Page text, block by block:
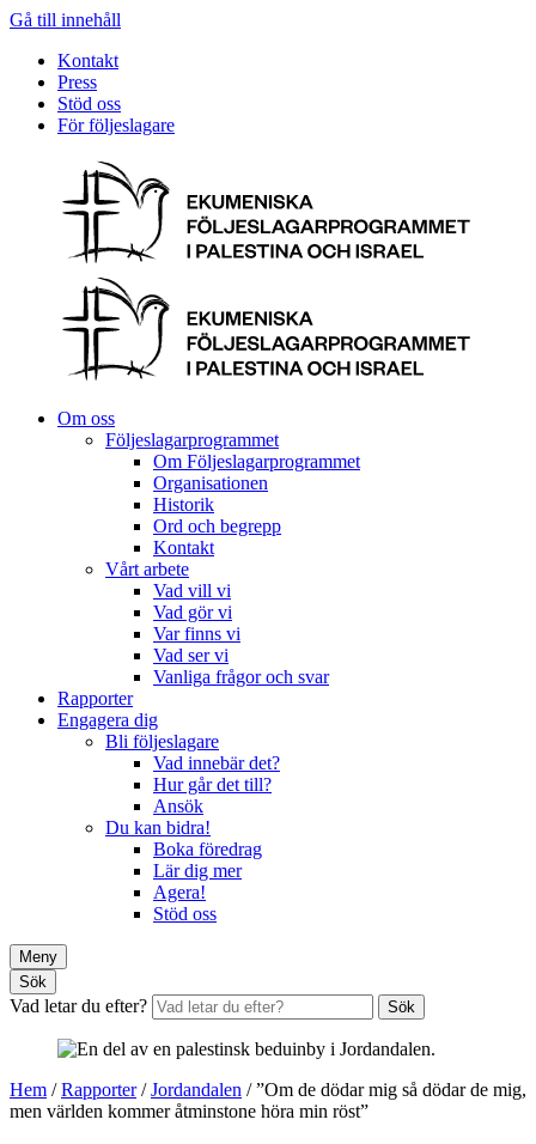
Gå till innehåll
Kontakt
Press
Stöd oss
För följeslagare
Om oss
Följeslagarprogrammet
Om Följeslagarprogrammet
Organisationen
Historik
Ord och begrepp
Kontakt
Vårt arbete
Vad vill vi
Vad gör vi
Var finns vi
Vad ser vi
Vanliga frågor och svar
Rapporter
Engagera dig
Bli följeslagare
Vad innebär det?
Hur går det till?
Ansök
Du kan bidra!
Boka föredrag
Lär dig mer
Agera!
Stöd oss
Meny
Sök
Vad letar du efter? Sök
Hem /Rapporter/Jordandalen /”Om de dödar mig så dödar de mig,
men världen kommer åtminstone höra min röst”